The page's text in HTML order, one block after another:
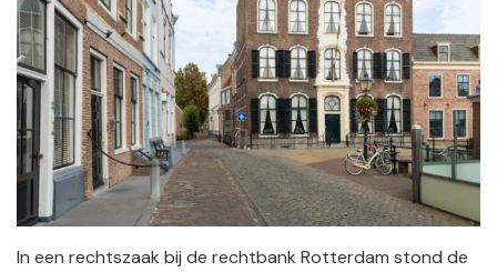
In een rechtszaak bij de rechtbank Rotterdam stond de